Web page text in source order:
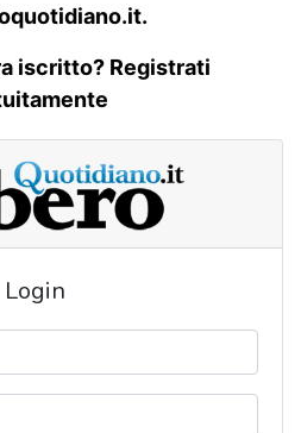
iscritto? Registrati
Login